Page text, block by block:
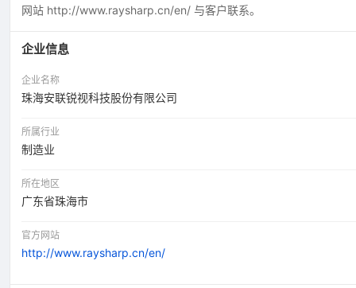
网站 http://www.raysharp.cn/en/ 与客户联系。
企业信息
企业名称
珠海安联锐视科技股份有限公司
所属行业
制造业
所在地区
广东省珠海市
官方网站
http://www.raysharp.cn/en/